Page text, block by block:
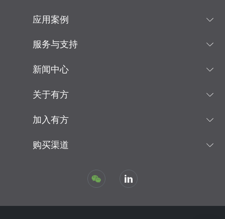
应用案例
服务与支持
新闻中心
关于有方
加入有方
购买渠道